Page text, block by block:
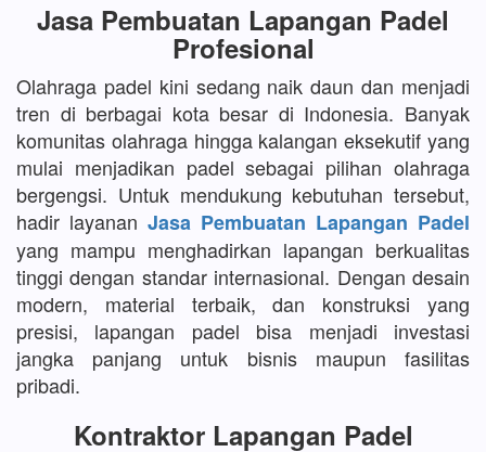
Jasa Pembuatan Lapangan Padel
Profesional
Olahraga padel kini sedang naik daun dan menjadi
tren di berbagai kota besar di Indonesia. Banyak
komunitas olahraga hingga kalangan eksekutif yang
mulai menjadikan padel sebagai pilihan olahraga
bergengsi. Untuk mendukung kebutuhan tersebut,
hadir layanan Jasa Pembuatan Lapangan Padel
yang mampu menghadirkan lapangan berkualitas
tinggi dengan standar internasional. Dengan desain
modern, material terbaik, dan konstruksi yang
presisi, lapangan padel bisa menjadi investasi
jangka panjang untuk bisnis maupun fasilitas
pribadi.
Kontraktor Lapangan Padel